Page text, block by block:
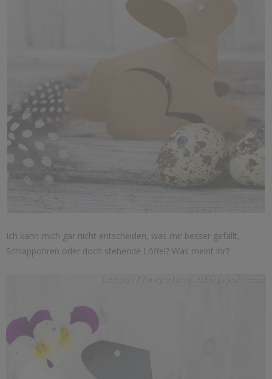
Ich kann mich gar nicht entscheiden, was mir besser gefällt,
Schlappohren oder doch stehende Löffel? Was meint ihr?